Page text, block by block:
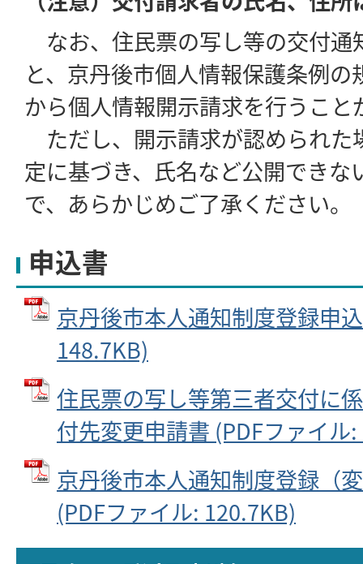
なお、住民票の写し等の交付通
と、京丹後市個人情報保護条例の
から個人情報開示請求を行うこと
ただし、開示請求が認められた
定に基づき、氏名など公開できな
で、あらかじめご了承ください。
申込書
京丹後市本人通知制度登録申
148.7KB)
住民票の写し等第三者交付に
付先変更申請書 (PDFファイル
京丹後市本人通知制度登録（
(PDFファイル: 120.7KB)